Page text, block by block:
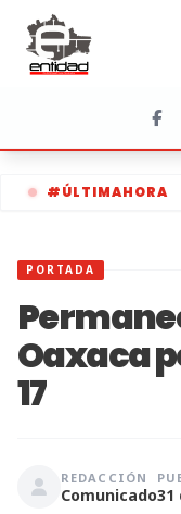
#ÚLTIMAHORA
PORTADA
Oaxaca
17
REDACCIÓN
Comunicado31